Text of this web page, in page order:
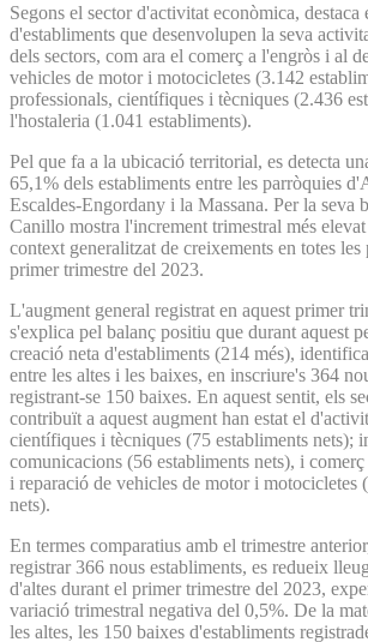
Segons el sector d'activitat econòmica, destaca
d'establiments que desenvolupen la seva
dels sectors, com ara el comerç a l'engròs i al
vehicles de motor i motocicletes (3.142
professionals, científiques i tècniques (2.436
l'hostaleria (1.041 establiments).
Pel que fa a la ubicació territorial, es detecta
65,1% dels establiments entre les parròquies
Escaldes-Engordany i la Massana. Per la seva
Canillo mostra l'increment trimestral més
context generalitzat de creixements en totes
primer trimestre del 2023.
L'augment general registrat en aquest primer
s'explica pel balanç positiu que durant aquest
creació neta d'establiments (214 més),
entre les altes i les baixes, en inscriure's 364
registrant-se 150 baixes. En aquest sentit, els
contribuït a aquest augment han estat el
científiques i tècniques (75 establiments nets);
comunicacions (56 establiments nets), i
i reparació de vehicles de motor i motocicletes
nets).
En termes comparatius amb el trimestre
registrar 366 nous establiments, es redueix
d'altes durant el primer trimestre del 2023,
variació trimestral negativa del 0,5%. De la
les altes, les 150 baixes d'establiments